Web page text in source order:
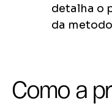
detalha o
da
Como a